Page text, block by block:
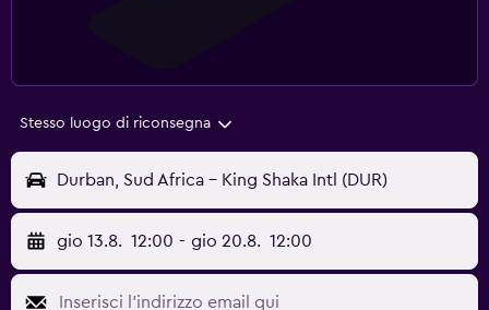
Stesso luogo di riconsegna
Durban, Sud Africa - King Shaka Intl (DUR)
gio 13.8. 12:00 - gio 20.8. 12:00